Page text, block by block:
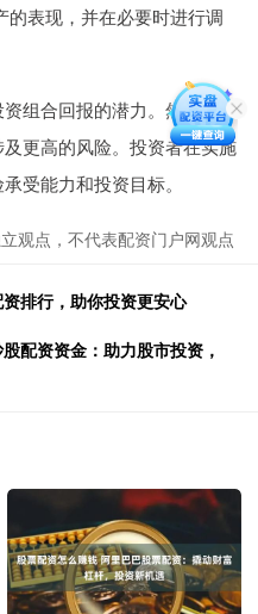
表现，并在必要时进行调
组合回报的潜力。然而配资
更高的风险。投资者在实施
受能力和投资目标。
观点，不代表配资门户网观点
排行，助你投资更安心
配资资金：助力股市投资，